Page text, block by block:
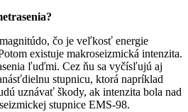
čo je veľkosť energie
existuje makroseizmická intenzita.
ľuďmi. Cez ňu sa vyčísľujú aj
stupnicu, ktorá napríklad
uznávať škody, ak intenzita bola nad
stupnice EMS-98.